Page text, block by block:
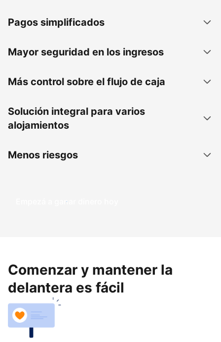
Pagos simplificados
Mayor seguridad en los ingresos
Más control sobre el flujo de caja
Solución integral para varios
alojamientos
Menos riesgos
Empezá a ganar dinero hoy
Comenzar y mantener la
delantera es fácil